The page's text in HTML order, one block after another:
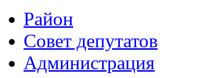
Район
Совет депутатов
Администрация